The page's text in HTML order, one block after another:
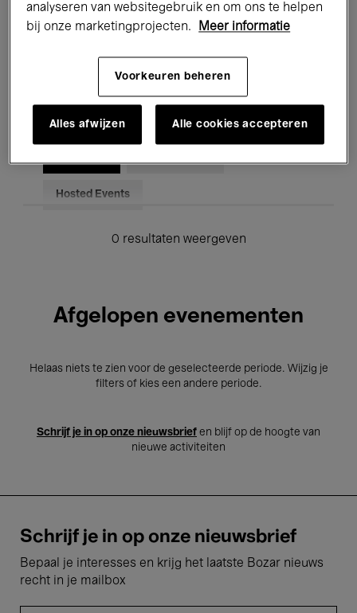
Jazz Klassieke Muziek Global Music
Elektronische Muziek
Voor iedereen Kids’ Palace
Hosted Events
0 resultaten weergeven
Afgelopen evenementen
Helaas niets te zien voor de geselecteerde periode. Wijzig je
filters of kies een andere periode.
Schrijf je in op onze nieuwsbrief en blijf op de hoogte van
nieuwe activiteiten
Schrijf je in op onze nieuwsbrief
Bepaal je interesses en krijg het laatste Bozar nieuws
recht in je mailbox
analyseren van websitegebruik en om ons te helpen
bij onze marketingprojecten.
Meer informatie
Voorkeuren beheren
Alles afwijzen Alle cookies accepteren